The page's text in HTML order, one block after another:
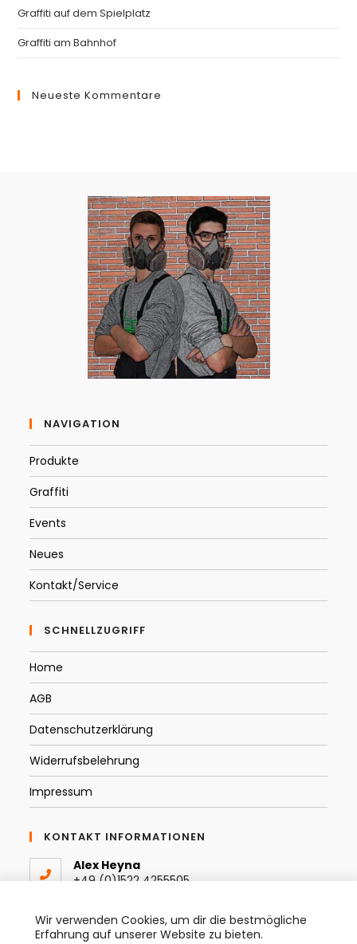
Graffiti auf dem Spielplatz
Graffiti am Bahnhof
Neueste Kommentare
NAVIGATION
Produkte
Graffiti
Events
Neues
Kontakt/Service
SCHNELLZUGRIFF
Home
AGB
Datenschutzerklärung
Widerrufsbelehrung
Impressum
KONTAKT INFORMATIONEN
Alex Heyna
+49 (0)1522 4255505
Email:
info@thespraytist.deOpens
Wir verwenden Cookies, um dir die bestmögliche
Erfahrung auf unserer Website zu bieten.